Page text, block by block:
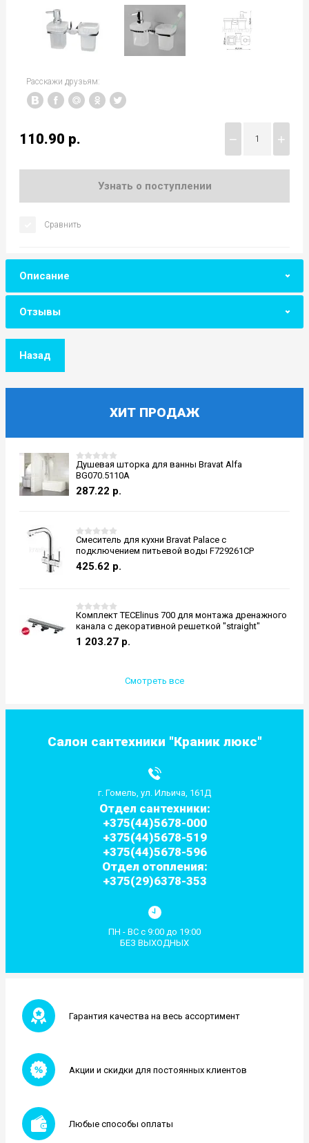
Салон сантехники "Краник люкс"
г. Гомель, ул. Ильича, 161Д
Отдел сантехники:
+375(44)5678-000
+375(44)5678-519
+375(44)5678-596
Отдел отопления:
+375(29)6378-353
ПН - ВС с 9:00 до 19:00
БЕЗ ВЫХОДНЫХ
ХИТ ПРОДАЖ
Душевая шторка для ванны Bravat Alfa
BG070.5110A
287.22 р.
Смеситель для кухни Bravat Palace с
подключением питьевой воды F729261CP
425.62 р.
Комплект TECElinus 700 для монтажа дренажного
канала с декоративной решеткой "straight"
1 203.27 р.
Смотреть все
Гарантия качества на весь ассортимент
Акции и скидки для постоянных клиентов
Любые способы оплаты
Расскажи друзьям:
110.90 р. − +
Узнать о поступлении
Сравнить
Описание
Отзывы
Назад